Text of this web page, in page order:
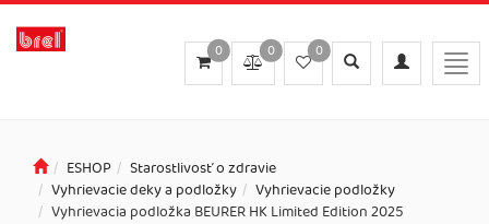
Toggle
navigation
Toggle
search
0
0
0
ESHOP
Starostlivosť o zdravie
Vyhrievacie deky a podložky
Vyhrievacie podložky
Vyhrievacia podložka BEURER HK Limited Edition 2025